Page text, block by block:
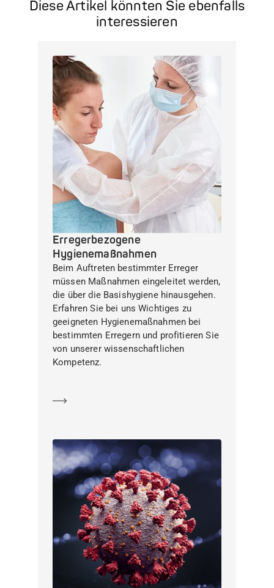
Diese Artikel könnten Sie ebenfalls
interessieren
Erregerbezogene
Hygienemaßnahmen
Beim Auftreten bestimmter Erreger
müssen Maßnahmen eingeleitet werden,
die über die Basishygiene hinausgehen.
Erfahren Sie bei uns Wichtiges zu
geeigneten Hygienemaßnahmen bei
bestimmten Erregern und profitieren Sie
von unserer wissenschaftlichen
Kompetenz.